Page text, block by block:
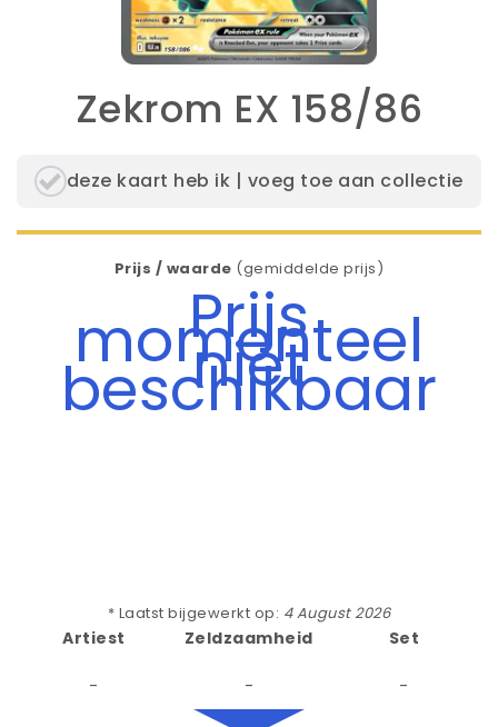
Zekrom EX 158/86
deze kaart heb ik | voeg toe aan collectie
Prijs / waarde (gemiddelde prijs)
Prijs
momenteel
niet
beschikbaar
* Laatst bijgewerkt op: 4 August 2026
Artiest
-
Zeldzaamheid
-
Set
-